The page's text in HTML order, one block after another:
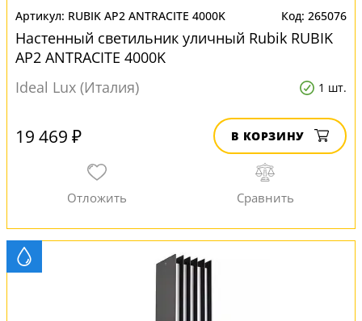
RUBIK AP2 ANTRACITE 4000K 265076
Настенный светильник уличный Rubik RUBIK
AP2 ANTRACITE 4000K
Ideal Lux (Италия)
1 шт.
19 469 ₽ В КОРЗИНУ